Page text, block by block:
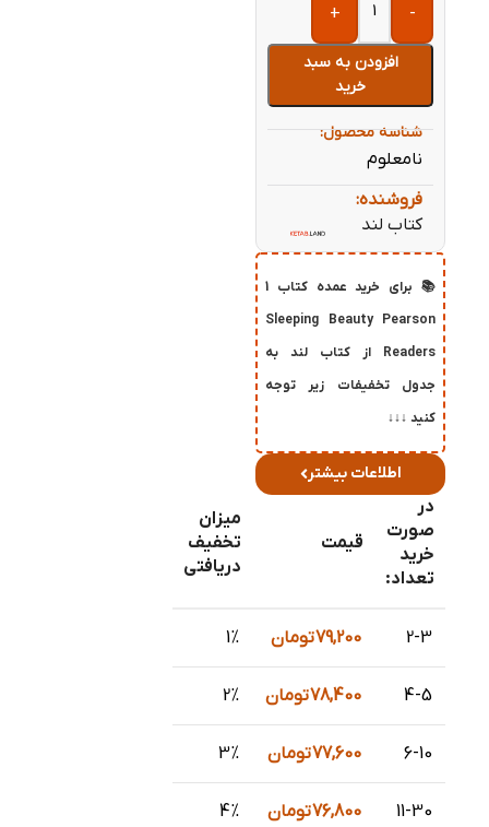
-
+
افزودن به سبد
خرید
شناسه محصول:
نامعلوم
فروشنده:
کتاب لند
📚 برای خرید عمده کتاب 1
Sleeping Beauty Pearson
Readers از کتاب لند به
جدول تخفیفات زیر توجه
کنید ↓↓↓
اطلاعات بیشتر
در
صورت
خرید
تعداد:
قیمت
میزان
تخفیف
دریافتی
2-3
79,200تومان 1%
4-5
78,400تومان 2%
6-10
77,600تومان 3%
11-30
76,800تومان 4%